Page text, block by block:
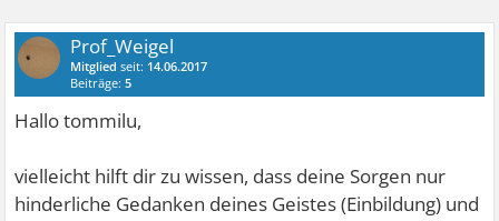
Prof_Weigel
Mitglied seit: 14.06.2017
Beiträge:5
Hallo tommilu,
vielleicht hilft dir zu wissen, dass deine Sorgen nur
hinderliche Gedanken deines Geistes (Einbildung) und